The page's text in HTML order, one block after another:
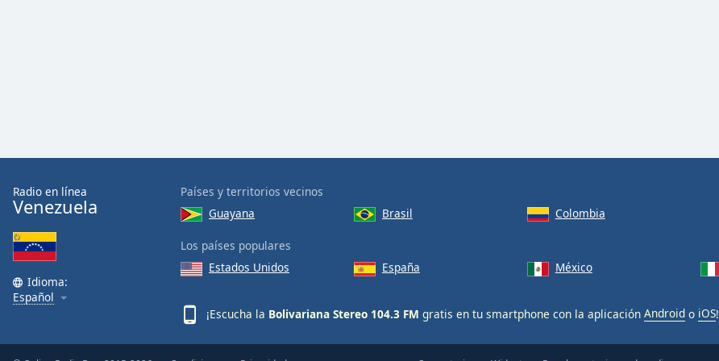
modal
Beginning
dialog
Escape
will
and
Radio en línea
Venezuela
Idioma:
Español
Países y territorios vecinos
Guayana
Brasil Colombia
Los países populares
Estados Unidos
España México
¡Escucha la Bolivariana Stereo 104.3 FM gratis en tu smartphone con la aplicación Android o iOS!